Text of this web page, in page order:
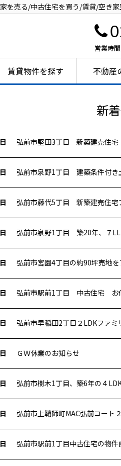
を売る/中古住宅を買う/賃貸/空き
営業時
賃貸物件を探す 不動産
新
弘前市堅田3丁目 新築建売住宅
弘前市泉野1丁目 建築条件付き
弘前市藤代5丁目 新築建売住宅
弘前市泉野1丁目 築20年、７
弘前市宮園4丁目の約90坪売地
弘前市駅前1丁目 中古住宅 お
弘前市早稲田2丁目２LDKファ
ＧＷ休業のお知らせ
弘前市樹木1丁目、築6年の４
弘前市上鞘師町MAC弘前コート
弘前市駅前1丁目中古住宅の物件